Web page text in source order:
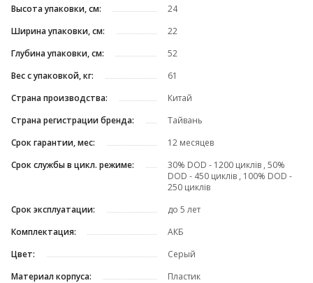
Высота упаковки, см:
24
Ширина упаковки, см:
22
Глубина упаковки, см:
52
Вес с упаковкой, кг:
61
Страна производства:
Китай
Страна регистрации бренда:
Тайвань
Срок гарантии, мес:
12 месяцев
Срок службы в цикл. режиме:
30% DOD - 1200 циклів , 50%
DOD - 450 циклів , 100% DOD -
250 циклів
Срок эксплуатации:
до 5 лет
Комплектация:
АКБ
Цвет:
Серый
Материал корпуса:
Пластик